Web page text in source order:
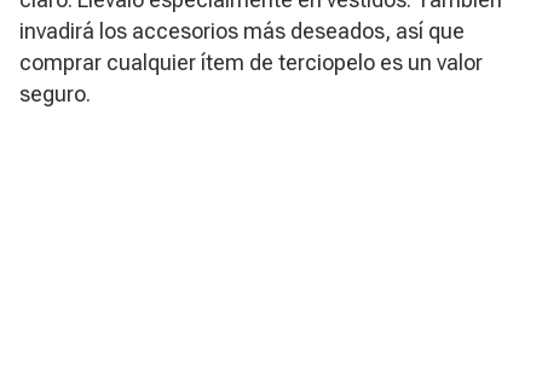
invadirá los accesorios más deseados, así que
comprar cualquier ítem de terciopelo es un valor
seguro.